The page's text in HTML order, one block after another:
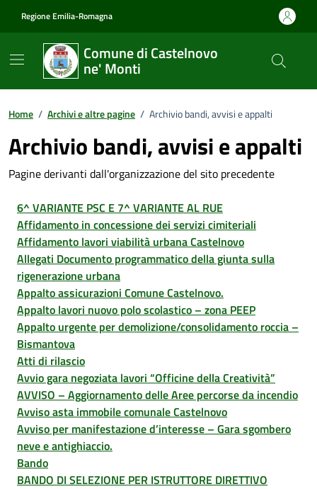
Regione Emilia-Romagna
Comune di Castelnovo
ne' Monti
Home / Archivi e altre pagine / Archivio bandi, avvisi e appalti
Archivio bandi, avvisi e appalti
Pagine derivanti dall'organizzazione del sito precedente
6^ VARIANTE PSC E 7^ VARIANTE AL RUE
Affidamento in concessione dei servizi cimiteriali
Affidamento lavori viabilità urbana Castelnovo
Allegati Documento programmatico della giunta sulla
rigenerazione urbana
Appalto assicurazioni Comune Castelnovo.
Appalto lavori nuovo polo scolastico – zona PEEP
Appalto urgente per demolizione/consolidamento roccia –
Bismantova
Atti di rilascio
Avvio gara negoziata lavori “Officine della Creatività”
AVVISO – Aggiornamento delle Aree percorse da incendio
Avviso asta immobile comunale Castelnovo
Avviso per manifestazione d’interesse – Gara sgombero
neve e antighiaccio.
Bando
BANDO DI SELEZIONE PER ISTRUTTORE DIRETTIVO